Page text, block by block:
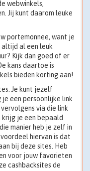
webwinkels,
Jij kunt daarom leuke
portemonnee, want je
altijd al een leuk
Kijk dan goed of er
kans daartoe is
bieden korting aan!
Je kunt jezelf
een persoonlijke link
via die link
je een bepaald
manier heb je zelf in
hiervan is dat
bij deze sites. Heb
voor jouw favorieten
cashbacksites de